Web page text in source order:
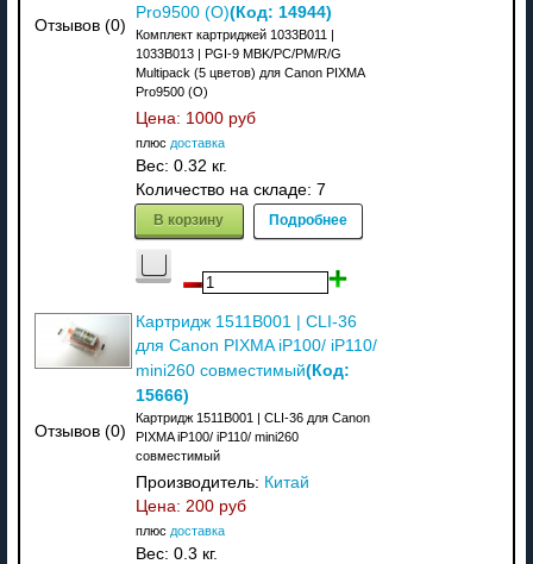
Отзывов (0)
Pro9500 (О)(Код: 14944)
Комплект картриджей 1033B011 |
1033B013 | PGI-9 MBK/PC/PM/R/G
Multipack (5 цветов) для Canon PIXMA
Pro9500 (О)
Цена: 1000 руб
плюс доставка
Вес: 0.32 кг.
Количество на складе: 7
В корзину Подробнее
Отзывов (0)
Картридж 1511B001 | CLI-36
для Canon PIXMA iP100/ iP110/
mini260 совместимый(Код:
15666)
Картридж 1511B001 | CLI-36 для Canon
PIXMA iP100/ iP110/ mini260
совместимый
Производитель: Китай
Цена: 200 руб
плюс доставка
Вес: 0.3 кг.